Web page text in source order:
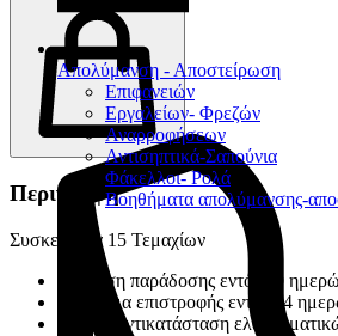
Απολύμανση - Αποστείρωση
Επιφανειών
Εργαλείων- Φρεζών
Αναρροφήσεων
Αντισηπτικά-Σαπούνια
Φάκελλοι- Ρολά
Βοηθήματα απολύμανσης-
Περιγραφή
Συσκευασία 15 Τεμαχίων
Εγγύηση παράδοσης εντός 30
Δικαίωμα επιστροφής εντός 14
Άμεση αντικατάσταση